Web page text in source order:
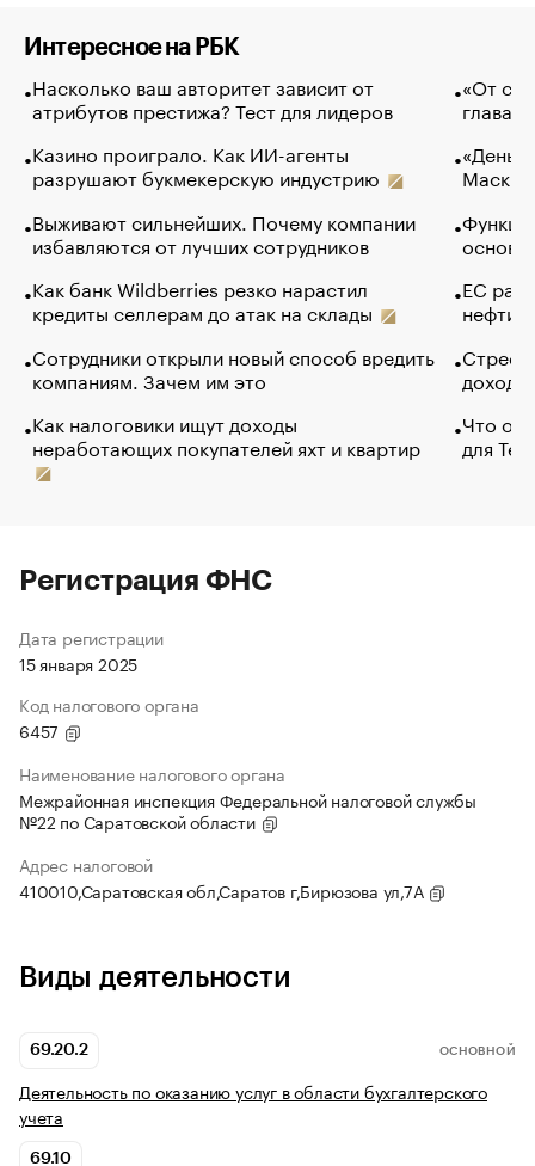
Интересное на РБК
Насколько ваш авторитет зависит от
атрибутов престижа? Тест для лидеров
Казино проиграло. Как ИИ-агенты
разрушают букмекерскую индустрию
Выживают сильнейших. Почему компании
избавляются от лучших сотрудников
Как банк Wildberries резко нарастил
кредиты селлерам до атак на склады
Сотрудники открыли новый способ вредить
компаниям. Зачем им это
Как налоговики ищут доходы
неработающих покупателей яхт и квартир
«От
глава
Маск в
основ
ЕС
нефти
Что
для
Регистрация ФНС
Дата регистрации
15 января 2025
Код налогового органа
6457
Наименование налогового органа
Межрайонная инспекция Федеральной налоговой службы
№22 по Саратовской области
Адрес налоговой
410010,Саратовская обл,Саратов г,Бирюзова ул,7А
Виды деятельности
69.20.2 ОСНОВНОЙ
Деятельность по оказанию услуг в области бухгалтерского
учета
69.10